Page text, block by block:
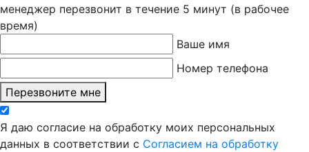
менеджер перезвонит в течение 5 минут (в рабочее
время)
Ваше имя
Номер телефона
Перезвоните мне
Я даю согласие на обработку моих персональных
данных в соответствии с Согласием на обработку